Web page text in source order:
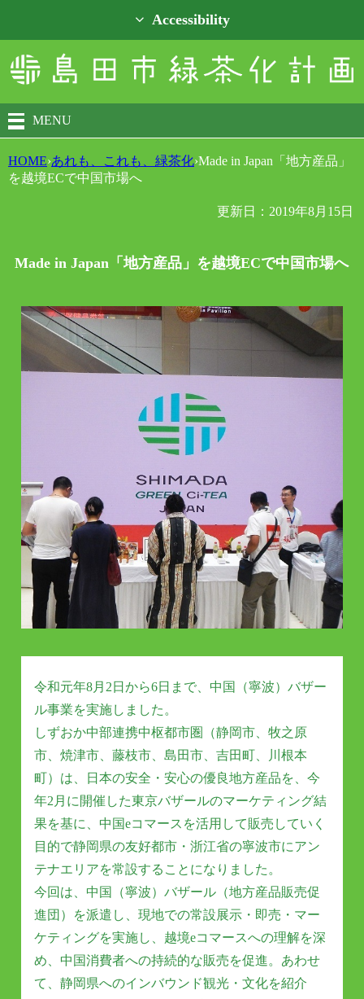
Accessibility
MENU
HOME›あれも、これも、緑茶化›Made in Japan「地方産品」
を越境ECで中国市場へ
更新日：2019年8月15日
Made in Japan「地方産品」を越境ECで中国市場へ
令和元年8月2日から6日まで、中国（寧波）バザー
ル事業を実施しました。
しずおか中部連携中枢都市圏（静岡市、牧之原
市、焼津市、藤枝市、島田市、吉田町、川根本
町）は、日本の安全・安心の優良地方産品を、今
年2月に開催した東京バザールのマーケティング結
果を基に、中国eコマースを活用して販売していく
目的で静岡県の友好都市・浙江省の寧波市にアン
テナエリアを常設することになりました。
今回は、中国（寧波）バザール（地方産品販売促
進団）を派遣し、現地での常設展示・即売・マー
ケティングを実施し、越境eコマースへの理解を深
め、中国消費者への持続的な販売を促進。あわせ
て、静岡県へのインバウンド観光・文化を紹介